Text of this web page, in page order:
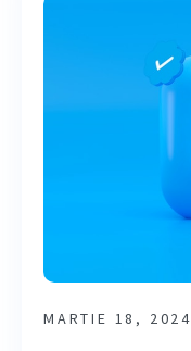
MARTIE 18, 2024